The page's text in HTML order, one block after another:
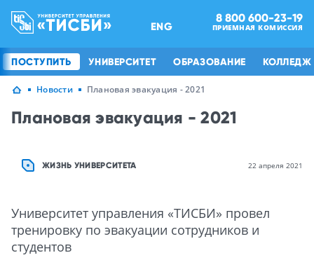
ENG
8 800 600-23-19
ПРИЕМНАЯ КОМИССИЯ
ПОСТУПИТЬ УНИВЕРСИТЕТ ОБРАЗОВАНИЕ КОЛЛЕДЖ
Новости Плановая эвакуация - 2021
Плановая эвакуация - 2021
ЖИЗНЬ УНИВЕРСИТЕТА 22 апреля 2021
Университет управления «ТИСБИ» провел
тренировку по эвакуации сотрудников и
студентов